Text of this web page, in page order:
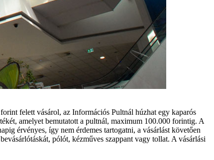
felett vásárol, az Információs Pultnál húzhat egy kaparós
amelyet bemutatott a pultnál, maximum 100.000 forintig. A
érvényes, így nem érdemes tartogatni, a vásárlást követően
pólót, kézműves szappant vagy tollat. A vásárlási